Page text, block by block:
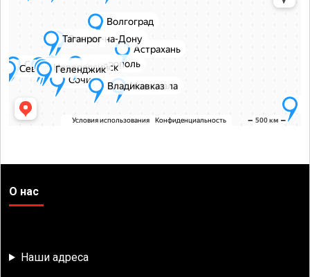
О нас
Наши адреса